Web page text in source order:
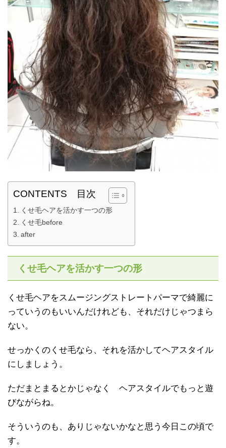
CONTENTS 目次
くせ毛ヘアを活かす一つの形
くせ毛before
after
くせ毛ヘアを活かす一つの形
くせ毛ヘアをスムージングストレートパーマで綺麗に
っていうのもいいんだけれども、それだけじゃつまら
ない。
せっかくのくせ毛なら、それを活かしてヘアスタイル
にしましょう。
ただまとまるとかじゃなく ヘアスタイルでもっと遊
びながらね。
そういうのも、ありじゃないかなと思う今日この頃で
す。